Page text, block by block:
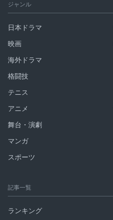
ジャンル
日本ドラマ
映画
海外ドラマ
格闘技
テニス
アニメ
舞台・演劇
マンガ
スポーツ
記事一覧
ランキング